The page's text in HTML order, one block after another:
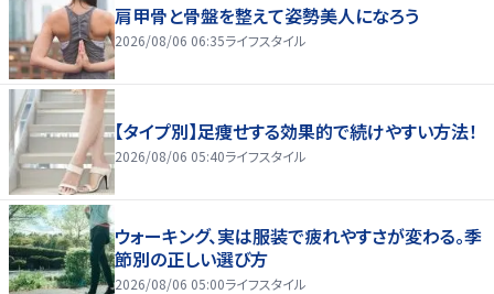
肩甲骨と骨盤を整えて姿勢美人になろう
2026/08/06 06:35ライフスタイル
【タイプ別】足痩せする効果的で続けやすい方法！
2026/08/06 05:40ライフスタイル
ウォーキング、実は服装で疲れやすさが変わる。季
節別の正しい選び方
2026/08/06 05:00ライフスタイル